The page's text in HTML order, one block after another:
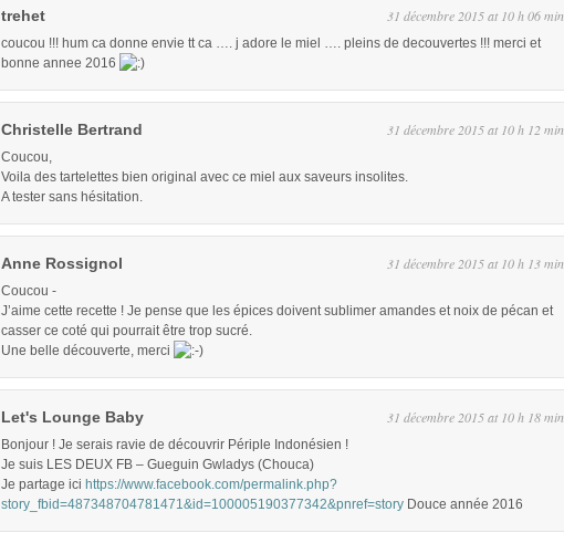
trehet 31 décembre 2015 at 10 h 06 min
coucou !!! hum ca donne envie tt ca …. j adore le miel …. pleins de decouvertes !!! merci et
bonne annee 2016
Christelle Bertrand 31 décembre 2015 at 10 h 12 min
Coucou,
Voila des tartelettes bien original avec ce miel aux saveurs insolites.
A tester sans hésitation.
Anne Rossignol 31 décembre 2015 at 10 h 13 min
Coucou -
J’aime cette recette ! Je pense que les épices doivent sublimer amandes et noix de pécan et
casser ce coté qui pourrait être trop sucré.
Une belle découverte, merci
Let's Lounge Baby 31 décembre 2015 at 10 h 18 min
Bonjour ! Je serais ravie de découvrir Périple Indonésien !
Je suis LES DEUX FB – Gueguin Gwladys (Chouca)
Je partage ici https://www.facebook.com/permalink.php?
story_fbid=487348704781471&id=100005190377342&pnref=story Douce année 2016